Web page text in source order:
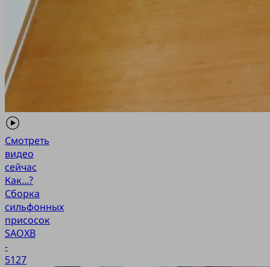
Смотреть
видео
сейчас
Как...?
Сборка
сильфонных
присосок
SAOXB
-
5127